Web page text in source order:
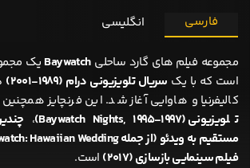
فارسی انگلیسی
مجموعه فیلم های گارد ساحلیBaywatch یک
است که با یک سریال تلویزیونی درام (۱۹۸۹-۲۰۰۱)
کالیفرنیا و هاوایی آغاز شد. این فرنچایز
تلویزیونی (Baywatch Nights, ۱۹۹۵-۱۹۹۷)
،
مستقیم به ویدئو (از جمله Baywatch: Hawaiian Wedding در ۲۰۰۳)
فیلم سینمایی بازسازی (۲۰۱۷)
است.